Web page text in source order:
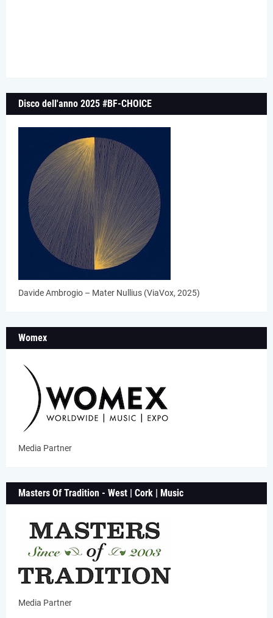
Disco dell'anno 2025 #BF-CHOICE
Davide Ambrogio – Mater Nullius (ViaVox, 2025)
Womex
Media Partner
Masters Of Tradition - West | Cork | Music
Media Partner